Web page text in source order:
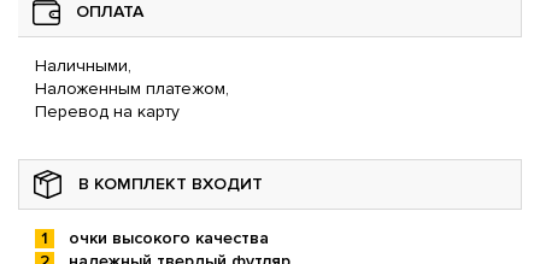
ОПЛАТА
Наличными,
Наложенным платежом,
Перевод на карту
В КОМПЛЕКТ ВХОДИТ
очки высокого качества